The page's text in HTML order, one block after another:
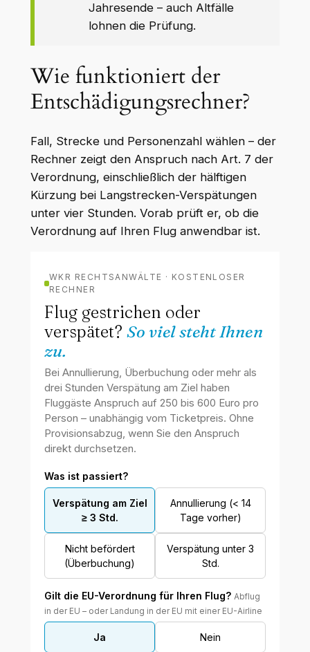
WKR Rechtsanwälte
Online · echte Anwälte, kein Callcenter
Jahresende – auch Altfälle
lohnen die Prüfung.
Wie funktioniert der
Entschädigungsrechner?
Fall, Strecke und Personenzahl wählen – der
Rechner zeigt den Anspruch nach Art. 7 der
Verordnung, einschließlich der hälftigen
Kürzung bei Langstrecken-Verspätungen
unter vier Stunden. Vorab prüft er, ob die
Verordnung auf Ihren Flug anwendbar ist.